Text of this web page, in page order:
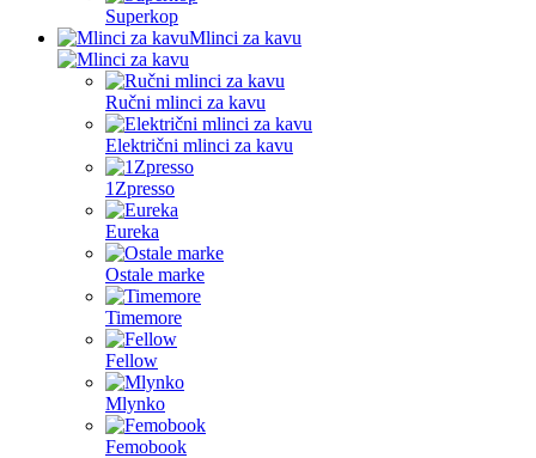
Superkop
Mlinci za kavu
Ručni mlinci za kavu
Električni mlinci za kavu
1Zpresso
Eureka
Ostale marke
Timemore
Fellow
Mlynko
Femobook